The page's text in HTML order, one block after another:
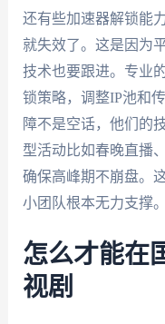
还有些加速器解锁能
就失效了。这是因为
技术也要跟进。专业
锁策略，调整IP池和传
障不是空话，他们的
型活动比如春晚直播
确保高峰期不崩盘。
小团队根本无力支撑。
怎么才能在
视剧